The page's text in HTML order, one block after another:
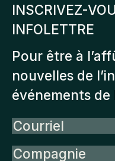
INSCRIVEZ-
INFOLETTRE
Pour être à
nouvelles de
événements de
Courriel
Compagnie